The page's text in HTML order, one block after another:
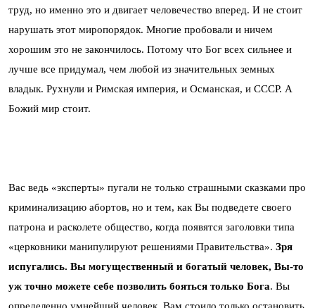
труд, но именно это и двигает человечество вперед. И не стоит
нарушать этот миропорядок. Многие пробовали и ничем
хорошим это не закончилось. Потому что Бог всех сильнее и
лучше все придумал, чем любой из значительных земных
владык. Рухнули и Римская империя, и Османская, и СССР. А
Божий мир стоит.
Вас ведь «эксперты» пугали не только страшными сказками про
криминализацию абортов, но и тем, как Вы подведете своего
патрона и расколете общество, когда появятся заголовки типа
«церковники манипулируют решениями Правительства». Зря
испугались. Вы могущественный и богатый человек, Вы-то
уж точно можете себе позволить бояться только Бога. Вы